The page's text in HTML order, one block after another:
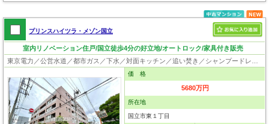
プリンスハイツラ・メゾン国立
室内リノベーション住戸/国立徒歩4分の好立地/オートロック/家具付き販売
価 格
5680万円
所在地
国立市東１丁目